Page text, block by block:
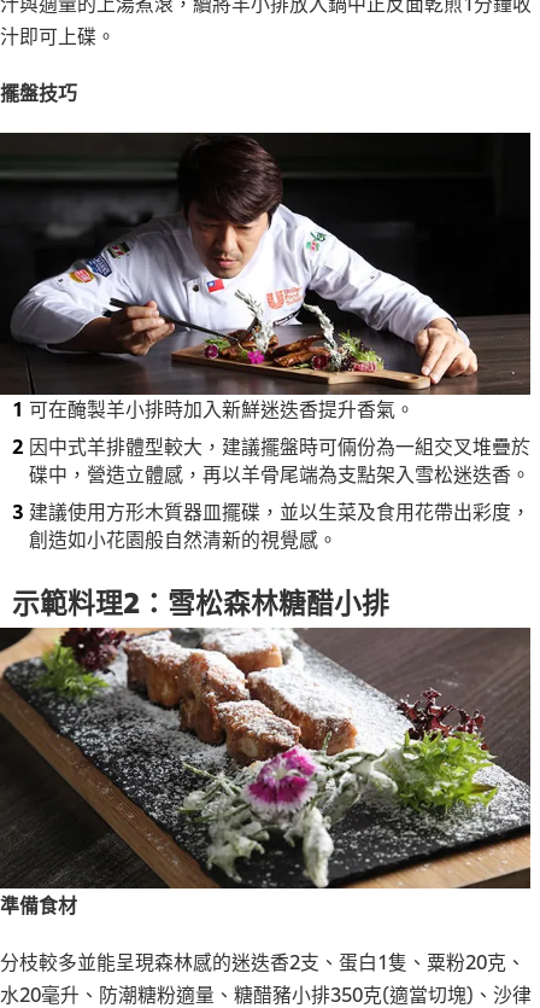
汁即可上碟。
擺盤技巧
可在醃製羊小排時加入新鮮迷迭香提升香氣。
因中式羊排體型較大，建議擺盤時可倆份為一組交叉堆疊於
碟中，營造立體感，再以羊骨尾端為支點架入雪松迷迭香。
建議使用方形木質器皿擺碟，並以生菜及食用花帶出彩度，
創造如小花園般自然清新的視覺感。
示範料理2：雪松森林糖醋小排
準備食材
分枝較多並能呈現森林感的迷迭香2支、蛋白1隻、粟粉20克、
水20毫升、防潮糖粉適量、糖醋豬小排350克(適當切塊)、沙律